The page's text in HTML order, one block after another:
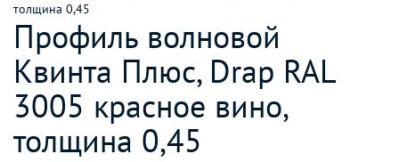
толщина 0,45
Профиль волновой
Квинта Плюс, Drap RAL
3005 красное вино,
толщина 0,45